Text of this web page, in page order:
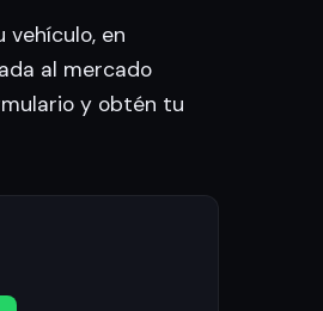
vehículo, en
al mercado
y obtén tu